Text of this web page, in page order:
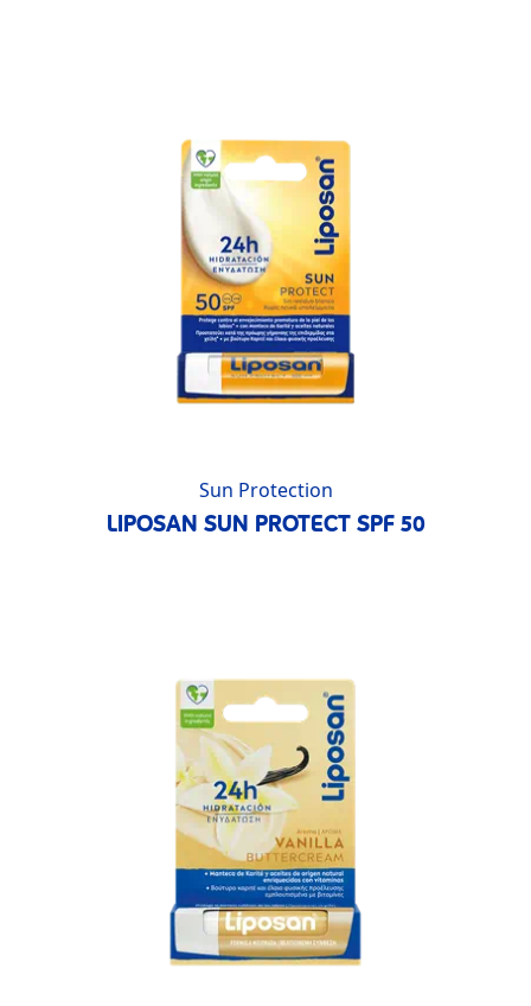
Sun Protection
LIPOSAN SUN PROTECT SPF 50